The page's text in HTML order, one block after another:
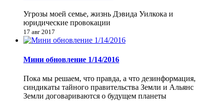
Угрозы моей семье, жизнь Дэвида Уилкока и
юридические провокации
17 авг 2017
Мини обновление 1/14/2016
Пока мы решаем, что правда, а что дезинформация,
синдикаты тайного правительства Земли и Альянс
Земли договариваются о будущем планеты